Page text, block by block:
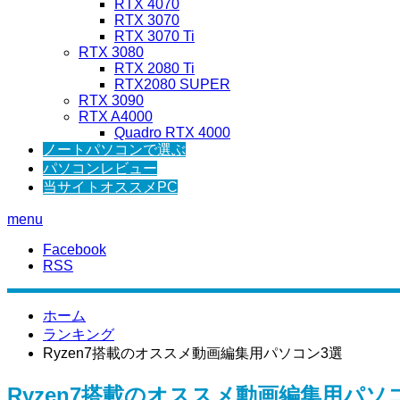
RTX 4070
RTX 3070
RTX 3070 Ti
RTX 3080
RTX 2080 Ti
RTX2080 SUPER
RTX 3090
RTX A4000
Quadro RTX 4000
ノートパソコンで選ぶ
パソコンレビュー
当サイトオススメPC
menu
Facebook
RSS
ホーム
ランキング
Ryzen7搭載のオススメ動画編集用パソコン3選
Ryzen7搭載のオススメ動画編集用パソ